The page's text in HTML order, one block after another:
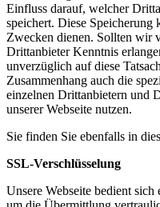
Einfluss darauf, welcher
speichert. Diese Speicherung
Zwecken dienen. Sollten wir
Drittanbieter Kenntnis
unverzüglich auf diese
Zusammenhang auch die
einzelnen Drittanbietern und
unserer Webseite nutzen.
Sie finden Sie ebenfalls in
SSL-Verschlüsselung
Unsere Webseite bedient